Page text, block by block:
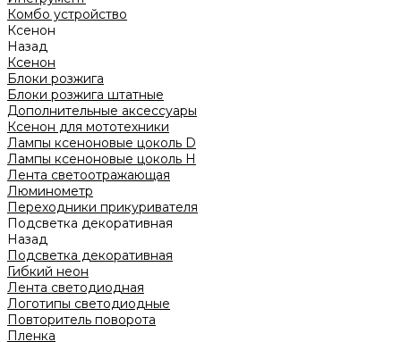
Комбо устройство
Ксенон
Назад
Ксенон
Блоки розжига
Блоки розжига штатные
Дополнительные аксессуары
Ксенон для мототехники
Лампы ксеноновые цоколь D
Лампы ксеноновые цоколь H
Лента светоотражающая
Люминометр
Переходники прикуривателя
Подсветка декоративная
Назад
Подсветка декоративная
Гибкий неон
Лента светодиодная
Логотипы светодиодные
Повторитель поворота
Пленка